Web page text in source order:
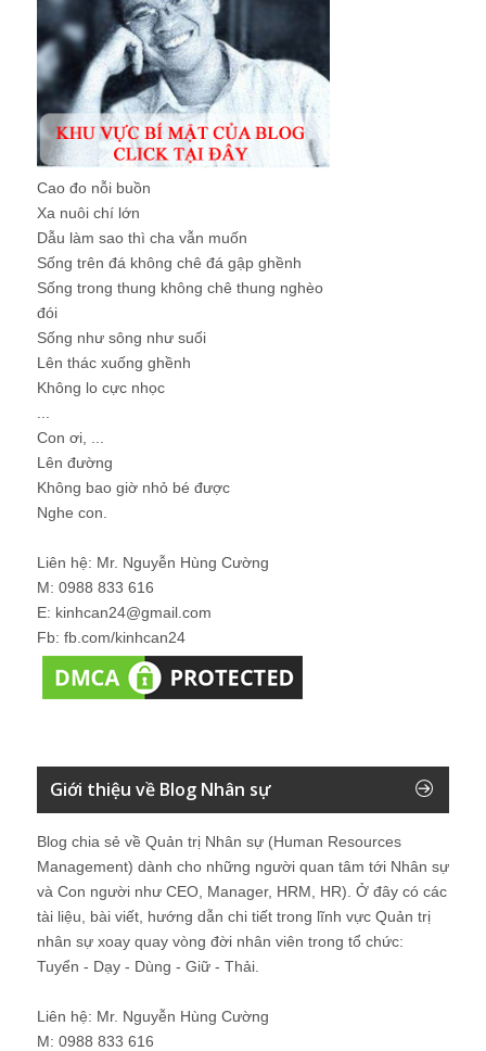
Cao đo nỗi buồn
Xa nuôi chí lớn
Dẫu làm sao thì cha vẫn muốn
Sống trên đá không chê đá gập ghềnh
Sống trong thung không chê thung nghèo
đói
Sống như sông như suối
Lên thác xuống ghềnh
Không lo cực nhọc
Con ơi, ...
Lên đường
Không bao giờ nhỏ bé được
Nghe con.
Liên hệ: Mr. Nguyễn Hùng Cường
M: 0988 833 616
E: kinhcan24@gmail.com
Fb: fb.com/kinhcan24
Giới thiệu về Blog Nhân sự
Blog chia sẻ về Quản trị Nhân sự (Human Resources
Management) dành cho những người quan tâm tới Nhân sự
và Con người như CEO, Manager, HRM, HR). Ở đây có các
tài liệu, bài viết, hướng dẫn chi tiết trong lĩnh vực Quản trị
nhân sự xoay quay vòng đời nhân viên trong tổ chức:
Tuyển - Dạy - Dùng - Giữ - Thải.
Liên hệ: Mr. Nguyễn Hùng Cường
M: 0988 833 616